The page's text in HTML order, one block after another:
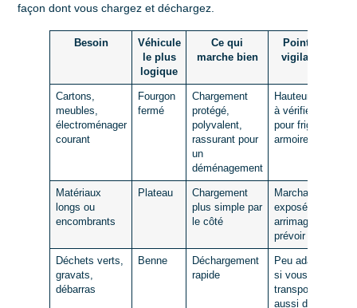
façon dont vous chargez et déchargez.
Besoin
Véhicule
le plus
logique
Ce qui
marche bien
Point de
vigilance
Cartons,
meubles,
électroménager
courant
Fourgon
fermé
Chargement
protégé,
polyvalent,
rassurant pour
un
déménagement
Hauteur utile
à vérifier
pour frigo ou
armoire
Matériaux
longs ou
encombrants
Plateau
Chargement
plus simple par
le côté
Marchandise
exposée,
arrimage à
prévoir
Déchets verts,
gravats,
débarras
Benne
Déchargement
rapide
Peu adapté
si vous
transportez
aussi du